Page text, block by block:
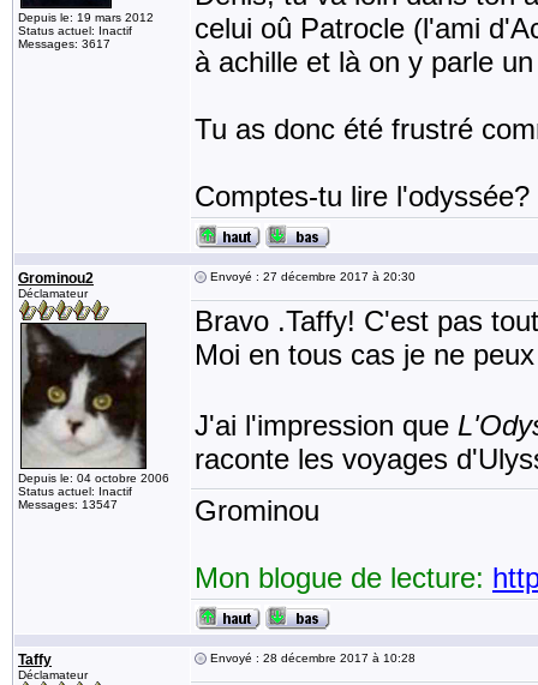
Depuis le: 19 mars 2012
Status actuel: Inactif
Messages: 3617
celui oû Patrocle (l'ami
à achille et là on y parle
Tu as donc été frustré
Comptes-tu lire l'odyssée?
Grominou2
Déclamateur
Depuis le: 04 octobre 2006
Status actuel: Inactif
Messages: 13547
Envoyé : 27 décembre 2017 à 20:30
Bravo .Taffy! C'est pas
Moi en tous cas je ne
J'ai l'impression que
raconte les voyages
Grominou
Mon blogue de lecture:
Taffy
Déclamateur
Envoyé : 28 décembre 2017 à 10:28